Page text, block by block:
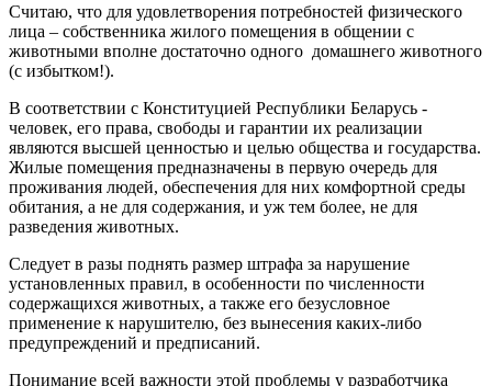
Считаю, что для удовлетворения потребностей физического
лица – собственника жилого помещения в общении с
животными вполне достаточно одного домашнего животного
(с избытком!).
В соответствии с Конституцией Республики Беларусь ‑
человек, его права, свободы и гарантии их реализации
являются высшей ценностью и целью общества и государства.
Жилые помещения предназначены в первую очередь для
проживания людей, обеспечения для них комфортной среды
обитания, а не для содержания, и уж тем более, не для
разведения животных.
Следует в разы поднять размер штрафа за нарушение
установленных правил, в особенности по численности
содержащихся животных, а также его безусловное
применение к нарушителю, без вынесения каких-либо
предупреждений и предписаний.
Понимание всей важности этой проблемы у разработчика